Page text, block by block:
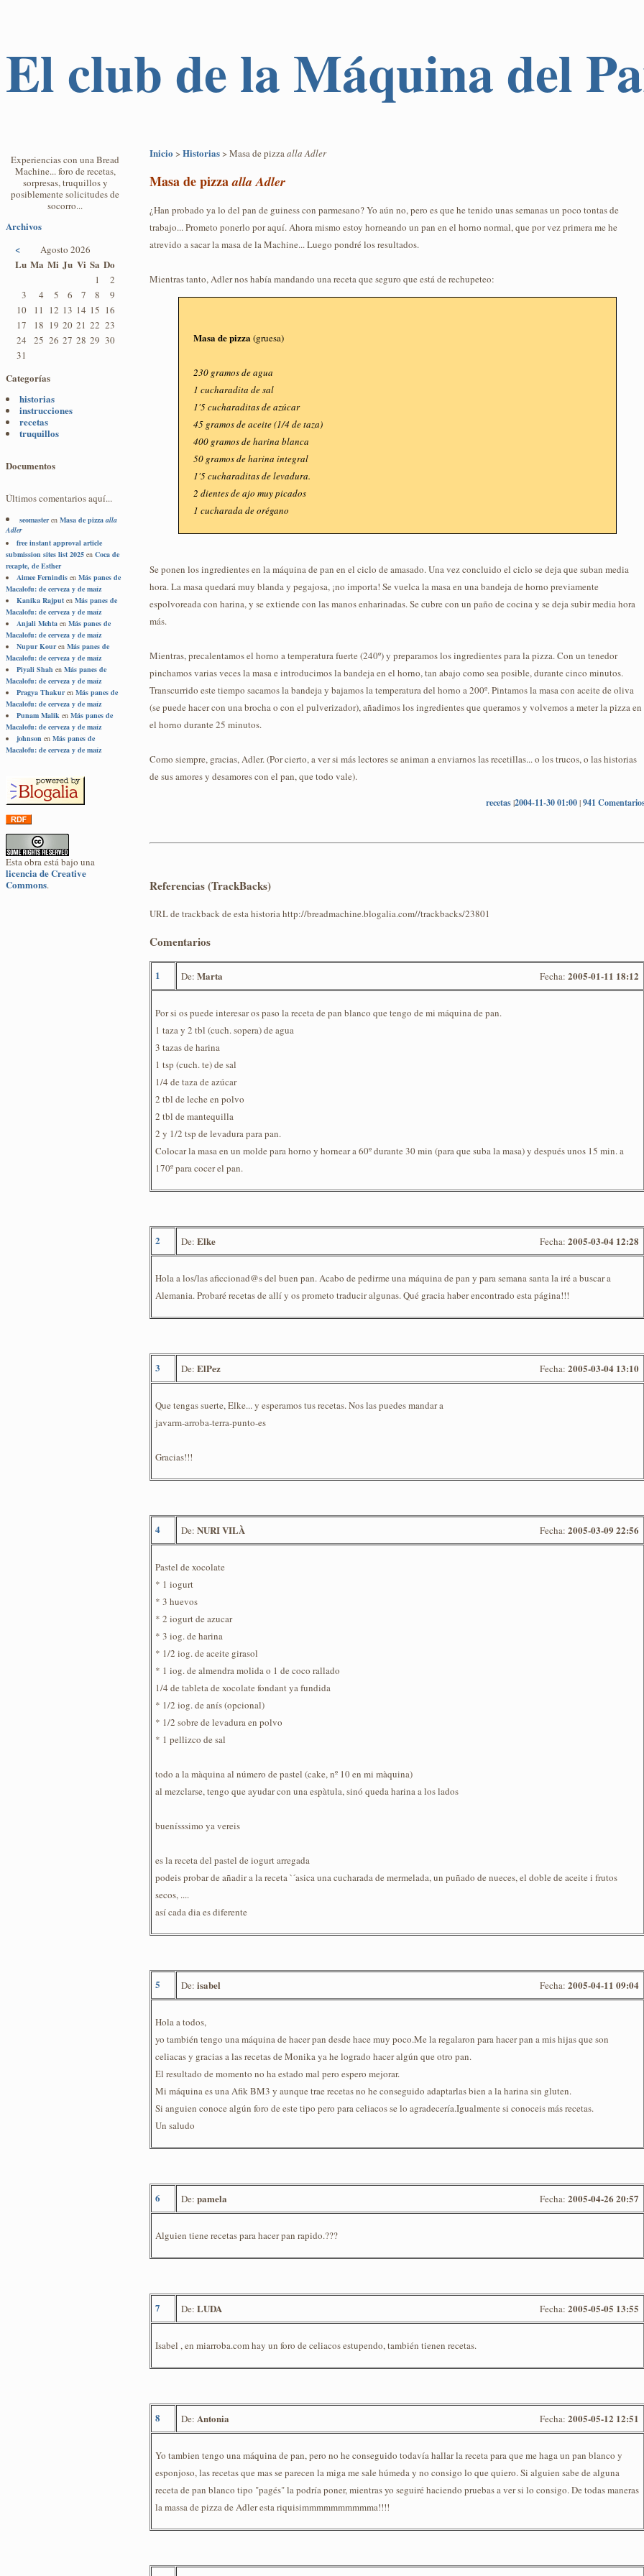
El club de la Máquina del
Experiencias con una Bread
Machine... foro de recetas,
sorpresas, truquillos y
posiblemente solicitudes de
socorro...
Archivos
<
Agosto 2026
Lu Ma Mi Ju Vi Sa Do
1
2
3
4 5 6 7 8
9
10
11 12 13 14 15 16
17
18 19 20 21 22 23
24
25 26 27 28 29 30
31
Categorías
historias
instrucciones
recetas
truquillos
Documentos
Últimos comentarios aquí...
seomasteren Masa de pizzaalla
Adler
free instant approval article
submission sites list 2025 en Coca de
recapte, de Esther
Aimee Fernindis en Más panes de
Macalofu: de cerveza y de maíz
Kanika Rajput en Más panes de
Macalofu: de cerveza y de maíz
Anjali Mehta en Más panes de
Macalofu: de cerveza y de maíz
Nupur Kouren Más panes de
Macalofu: de cerveza y de maíz
Piyali Shah en Más panes de
Macalofu: de cerveza y de maíz
Pragya Thakuren Más panes de
Macalofu: de cerveza y de maíz
Punam Malik en Más panes de
Macalofu: de cerveza y de maíz
johnson en Más panes de
Macalofu: de cerveza y de maíz
Esta obra está bajo una
licencia de Creative
Commons.
Inicio >Historias> Masa de pizzaalla Adler
Masa de pizzaalla Adler
¿Han probado ya lo del pan de guiness con parmesano? Yo aún no, pero es que he tenido unas semanas un poco tontas de
trabajo... Prometo ponerlo por aquí. Ahora mismo estoy horneando un pan en el horno normal, que por vez primera me he
atrevido a sacar la masa de la Machine... Luego pondré los resultados.
Mientras tanto, Adler nos había mandando una receta que seguro que está de rechupeteo:
Masa de pizza(gruesa)
230 gramos de agua
1 cucharadita de sal
1'5 cucharaditas de azúcar
45 gramos de aceite (1/4 de taza)
400 gramos de harina blanca
50 gramos de harina integral
1'5 cucharaditas de levadura.
2 dientes de ajo muy picados
1 cucharada de orégano
Se ponen los ingredientes en la máquina de pan en el ciclo de amasado. Una vez concluido el ciclo se deja que suban media
hora. La masa quedará muy blanda y pegajosa, ¡no importa! Se vuelca la masa en una bandeja de horno previamente
espolvoreada con harina, y se extiende con las manos enharinadas. Se cubre con un paño de cocina y se deja subir media hora
más.
Mientras, precalentamos el horno a temperatura fuerte (240º) y preparamos los ingredientes para la pizza. Con un tenedor
pinchamos varias veces la masa e introducimos la bandeja en el horno, tan abajo como sea posible, durante cinco minutos.
Transcurrido este tiempo sacamos la bandeja y bajamos la temperatura del horno a 200º. Pintamos la masa con aceite de oliva
(se puede hacer con una brocha o con el pulverizador), añadimos los ingredientes que queramos y volvemos a meter la pizza en
el horno durante 25 minutos.
Como siempre, gracias, Adler. (Por cierto, a ver si más lectores se animan a enviarnos las recetillas... o los trucos, o las historias
de sus amores y desamores con el pan, que todo vale).
recetas|2004-11-30 01:00|941
Referencias (TrackBacks)
URL de trackback de esta historia http://breadmachine.blogalia.com//trackbacks/23801
Comentarios
1 De: Marta Fecha: 2005-01-11 18:12
Por si os puede interesar os paso la receta de pan blanco que tengo de mi máquina de pan.
1 taza y 2 tbl (cuch. sopera) de agua
3 tazas de harina
1 tsp (cuch. te) de sal
1/4 de taza de azúcar
2 tbl de leche en polvo
2 tbl de mantequilla
2 y 1/2 tsp de levadura para pan.
Colocar la masa en un molde para horno y hornear a 60º durante 30 min (para que suba la masa) y después unos 15 min. a
170º para cocer el pan.
2 De: Elke Fecha: 2005-03-04 12:28
Hola a los/las aficcionad@s del buen pan. Acabo de pedirme una máquina de pan y para semana santa la iré a buscar a
Alemania. Probaré recetas de allí y os prometo traducir algunas. Qué gracia haber encontrado esta página!!!
3 De: ElPez Fecha: 2005-03-04 13:10
Que tengas suerte, Elke... y esperamos tus recetas. Nos las puedes mandar a
javarm-arroba-terra-punto-es
Gracias!!!
4 De: NURI VILÀ Fecha: 2005-03-09 22:56
Pastel de xocolate
* 1 iogurt
* 3 huevos
* 2 iogurt de azucar
* 3 iog. de harina
* 1/2 iog. de aceite girasol
* 1 iog. de almendra molida o 1 de coco rallado
1/4 de tableta de xocolate fondant ya fundida
* 1/2 iog. de anís (opcional)
* 1/2 sobre de levadura en polvo
* 1 pellizco de sal
todo a la màquina al número de pastel (cake, nº 10 en mi màquina)
al mezclarse, tengo que ayudar con una espàtula, sinó queda harina a los lados
buenísssimo ya vereis
es la receta del pastel de iogurt arregada
podeis probar de añadir a la receta `´asica una cucharada de mermelada, un puñado de nueces, el doble de aceite i frutos
secos, ....
así cada dia es diferente
5 De: isabel Fecha: 2005-04-11 09:04
Hola a todos,
yo también tengo una máquina de hacer pan desde hace muy poco.Me la regalaron para hacer pan a mis hijas que son
celiacas y gracias a las recetas de Monika ya he logrado hacer algún que otro pan.
El resultado de momento no ha estado mal pero espero mejorar.
Mi máquina es una Afik BM3 y aunque trae recetas no he conseguido adaptarlas bien a la harina sin gluten.
Si anguien conoce algún foro de este tipo pero para celiacos se lo agradecería.Igualmente si conoceis más recetas.
Un saludo
6 De: pamela Fecha: 2005-04-26 20:57
Alguien tiene recetas para hacer pan rapido.???
7 De: LUDA Fecha: 2005-05-05 13:55
Isabel , en miarroba.com hay un foro de celiacos estupendo, también tienen recetas.
8 De: Antonia Fecha: 2005-05-12 12:51
Yo tambien tengo una máquina de pan, pero no he conseguido todavía hallar la receta para que me haga un pan blanco y
esponjoso, las recetas que mas se parecen la miga me sale húmeda y no consigo lo que quiero. Si alguien sabe de alguna
receta de pan blanco tipo "pagés" la podría poner, mientras yo seguiré haciendo pruebas a ver si lo consigo. De todas maneras
la massa de pizza de Adler esta riquisimmmmmmmmmma!!!!